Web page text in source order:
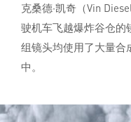
克桑德·凯奇（Vin
驶机车飞越爆炸谷仓的
组镜头均使用了大量合
中。